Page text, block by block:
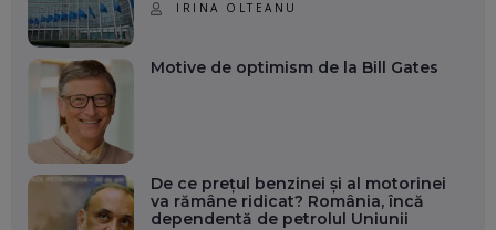
IRINA OLTEANU
Motive de optimism de la Bill Gates
De ce prețul benzinei și al motorinei
va rămâne ridicat? România, încă
dependentă de petrolul Uniunii